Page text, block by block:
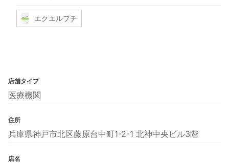
エクエルプチ
店舗タイプ
医療機関
住所
兵庫県神戸市北区藤原台中町1-2-1 北神中央ビル3階
店名